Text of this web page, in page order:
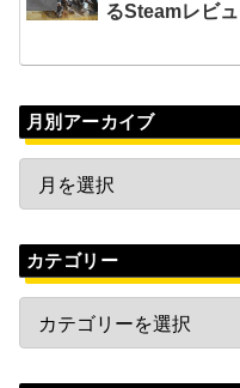
るSteamレビ
月別アーカイブ
カテゴリー